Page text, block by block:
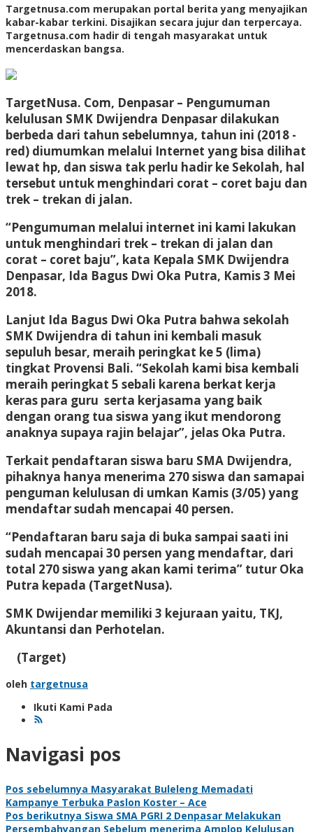
Targetnusa.com merupakan portal berita yang menyajikan
kabar-kabar terkini. Disajikan secara jujur dan terpercaya.
Targetnusa.com hadir di tengah masyarakat untuk
mencerdaskan bangsa.
TargetNusa. Com, Denpasar – Pengumuman
kelulusan SMK Dwijendra Denpasar dilakukan
berbeda dari tahun sebelumnya, tahun ini (2018 -
red) diumumkan melalui Internet yang bisa dilihat
lewat hp, dan siswa tak perlu hadir ke Sekolah, hal
tersebut untuk menghindari corat – coret baju dan
trek – trekan di jalan.
“Pengumuman melalui internet ini kami lakukan
untuk menghindari trek – trekan di jalan dan
corat – coret baju”, kata Kepala SMK Dwijendra
Denpasar, Ida Bagus Dwi Oka Putra, Kamis 3 Mei
2018.
Lanjut Ida Bagus Dwi Oka Putra bahwa sekolah
SMK Dwijendra di tahun ini kembali masuk
sepuluh besar, meraih peringkat ke 5 (lima)
tingkat Provensi Bali. “Sekolah kami bisa kembali
meraih peringkat 5 sebali karena berkat kerja
keras para guru serta kerjasama yang baik
dengan orang tua siswa yang ikut mendorong
anaknya supaya rajin belajar”, jelas Oka Putra.
Terkait pendaftaran siswa baru SMA Dwijendra,
pihaknya hanya menerima 270 siswa dan samapai
penguman kelulusan di umkan Kamis (3/05) yang
mendaftar sudah mencapai 40 persen.
“Pendaftaran baru saja di buka sampai saati ini
sudah mencapai 30 persen yang mendaftar, dari
total 270 siswa yang akan kami terima” tutur Oka
Putra kepada (TargetNusa).
SMK Dwijendar memiliki 3 kejuraan yaitu, TKJ,
Akuntansi dan Perhotelan.
(Target)
oleh targetnusa
Ikuti Kami Pada
Navigasi pos
Pos sebelumnya Masyarakat Buleleng Memadati
Kampanye Terbuka Paslon Koster – Ace
Pos berikutnya Siswa SMA PGRI 2 Denpasar Melakukan
Persembahyangan Sebelum menerima Amplop Kelulusan